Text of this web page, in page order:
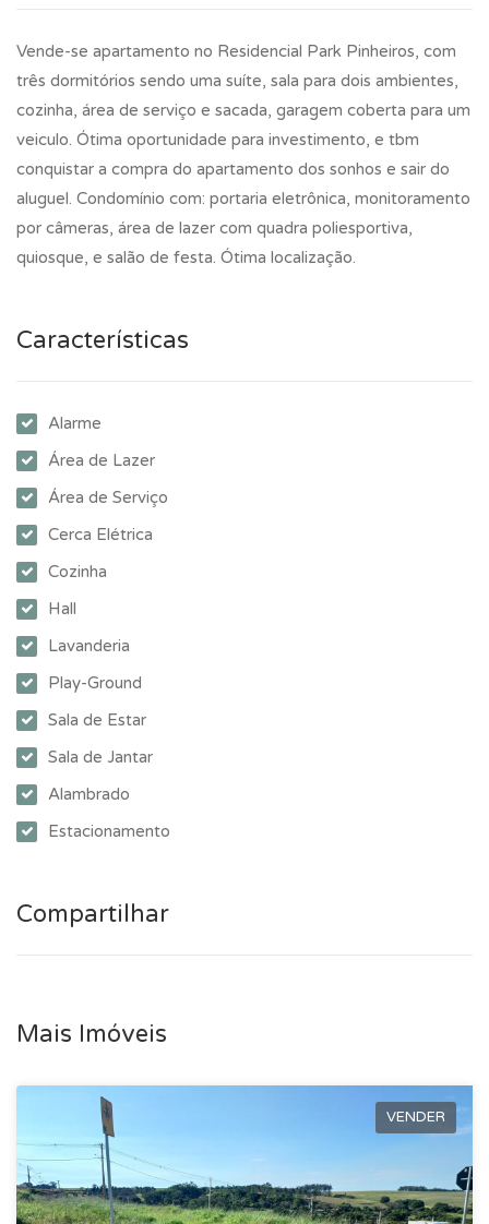
Vende-se apartamento no Residencial Park Pinheiros, com
três dormitórios sendo uma suíte, sala para dois ambientes,
cozinha, área de serviço e sacada, garagem coberta para um
veiculo. Ótima oportunidade para investimento, e tbm
conquistar a compra do apartamento dos sonhos e sair do
aluguel. Condomínio com: portaria eletrônica, monitoramento
por câmeras, área de lazer com quadra poliesportiva,
quiosque, e salão de festa. Ótima localização.
Características
Alarme
Área de Lazer
Área de Serviço
Cerca Elétrica
Cozinha
Hall
Lavanderia
Play-Ground
Sala de Estar
Sala de Jantar
Alambrado
Estacionamento
Compartilhar
Mais Imóveis
VENDER